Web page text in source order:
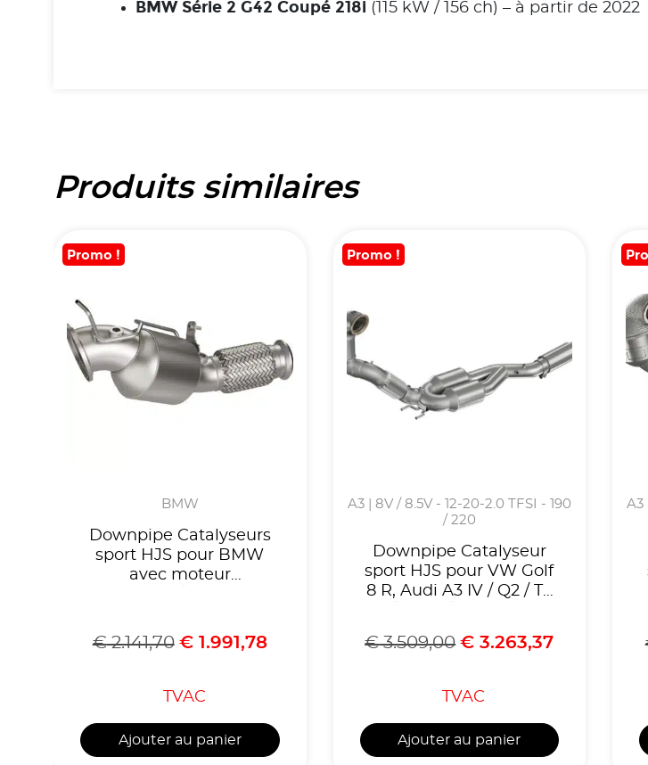
BMW Série 2 G42 Coupé 218i (115 kW / 156 ch) – à partir de 2022
Produits similaires
Promo !
BMW
Downpipe Catalyseurs
sport HJS pour BMW
avec moteur
(voir liste
compatibilités),Homologué
€2.141,70 €1.991,78
TVAC
Ajouter au panier
Promo !
A3 | 8V / 8.5V - 12-20-2.0 TFSI - 190
/ 220
Downpipe Catalyseur
sport HJS pour VW Golf
8 R, Audi A3 IV / Q2 / TT
Leon IV,Homologué
€3.509,00 € 3.263,37
TVAC
Ajouter au panier
A3